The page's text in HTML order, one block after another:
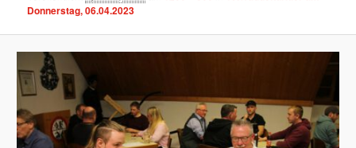
Donnerstag, 06.04.2023